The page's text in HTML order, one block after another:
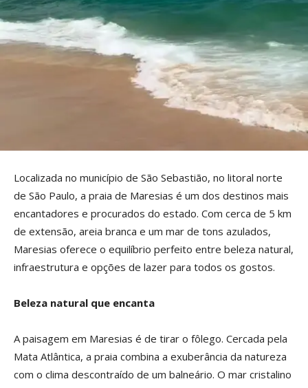
Localizada no município de São Sebastião, no litoral norte
de São Paulo, a praia de Maresias é um dos destinos mais
encantadores e procurados do estado. Com cerca de 5 km
de extensão, areia branca e um mar de tons azulados,
Maresias oferece o equilíbrio perfeito entre beleza natural,
infraestrutura e opções de lazer para todos os gostos.
Beleza natural que encanta
A paisagem em Maresias é de tirar o fôlego. Cercada pela
Mata Atlântica, a praia combina a exuberância da natureza
com o clima descontraído de um balneário. O mar cristalino